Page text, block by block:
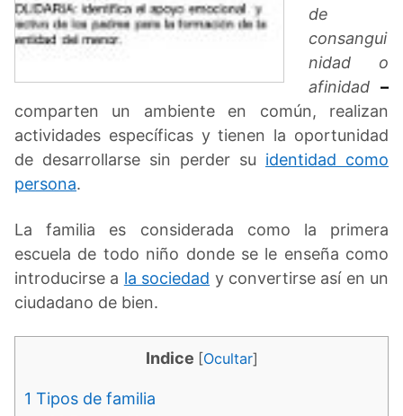
de
consangui
nidad o
afinidad –
comparten un ambiente en común, realizan
actividades específicas y tienen la oportunidad
de desarrollarse sin perder su identidad como
persona.
La familia es considerada como la primera
escuela de todo niño donde se le enseña como
introducirse a la sociedad y convertirse así en un
ciudadano de bien.
Indice [Ocultar]
1 Tipos de familia